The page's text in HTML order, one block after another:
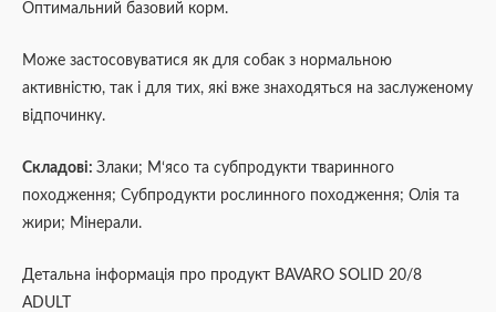
Оптимальний базовий корм.
Може застосовуватися як для собак з нормальною
активністю, так і для тих, які вже знаходяться на заслуженому
відпочинку.
Складові: Злаки; М‘ясо та субпродукти тваринного
походження; Субпродукти рослинного походження; Олія та
жири; Мінерали.
Детальна інформація про продукт BAVARO SOLID 20/8
ADULT